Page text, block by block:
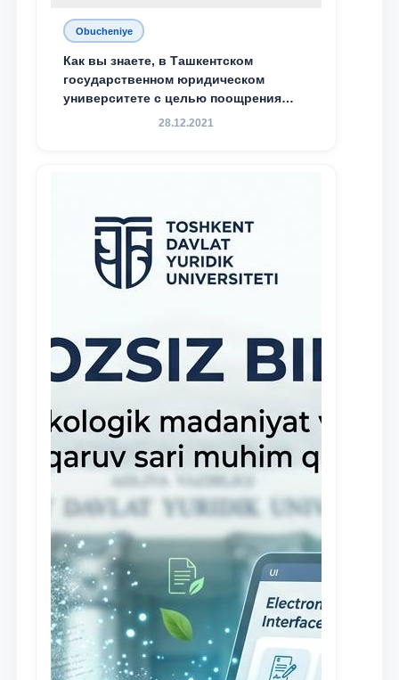
Obucheniye
Как вы знаете, в Ташкентском
государственном юридическом
университете с целью поощрения
талантливых, активных и
28.12.2021